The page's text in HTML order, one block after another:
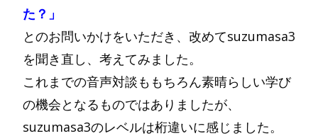
た？」
とのお問いかけをいただき、改めてsuzumasa3
を聞き直し、考えてみました。
これまでの音声対談ももちろん素晴らしい学び
の機会となるものではありましたが、
suzumasa3のレベルは桁違いに感じました。